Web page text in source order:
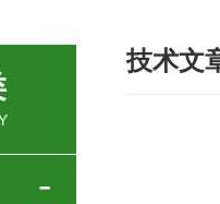
相同步电机MTES 132SB/2
同步电机MTES 160MA/2
技术文